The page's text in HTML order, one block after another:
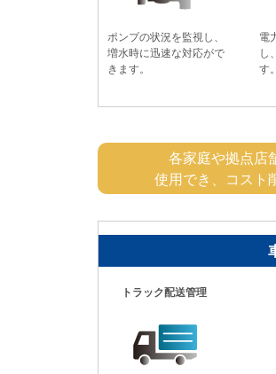
ポンプの状況を監視し、
増水時に迅速な対応がで
きます。
電
し
す
各家庭や拠点店
使用でき、コスト
トラック配送管理